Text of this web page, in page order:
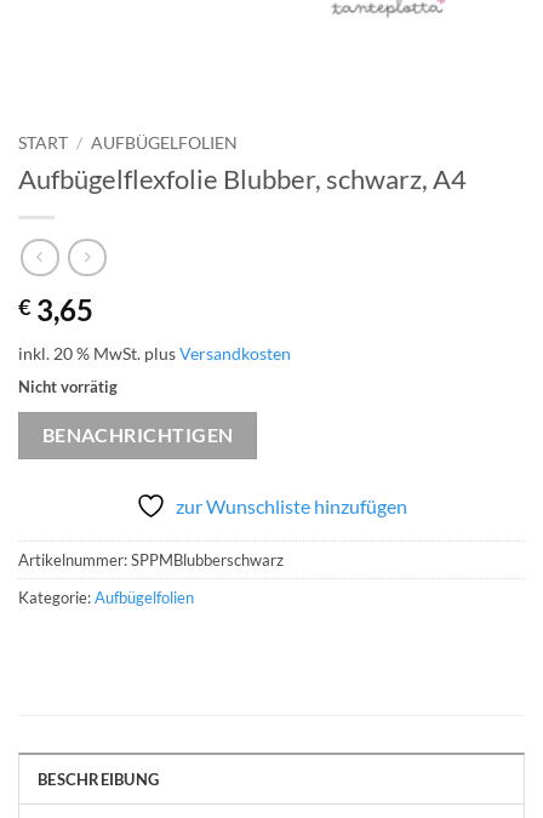
START / AUFBÜGELFOLIEN
Aufbügelflexfolie Blubber, schwarz, A4
€ 3,65
inkl. 20 % MwSt. plusVersandkosten
Nicht vorrätig
BENACHRICHTIGEN
zur Wunschliste hinzufügen
Artikelnummer:SPPMBlubberschwarz
Kategorie:Aufbügelfolien
BESCHREIBUNG